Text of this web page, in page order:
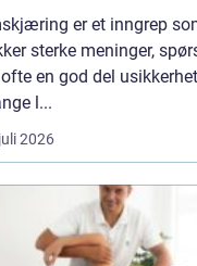
er et inngrep
sterke meninger,
en god del
l...
2026